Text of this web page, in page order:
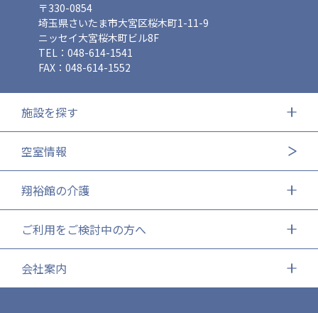
〒330-0854
埼玉県さいたま市大宮区桜木町1-11-9
ニッセイ大宮桜木町ビル8F
TEL：048-614-1541
FAX：048-614-1552
施設を探す
空室情報
翔裕館の介護
ご利用をご検討中の方へ
会社案内